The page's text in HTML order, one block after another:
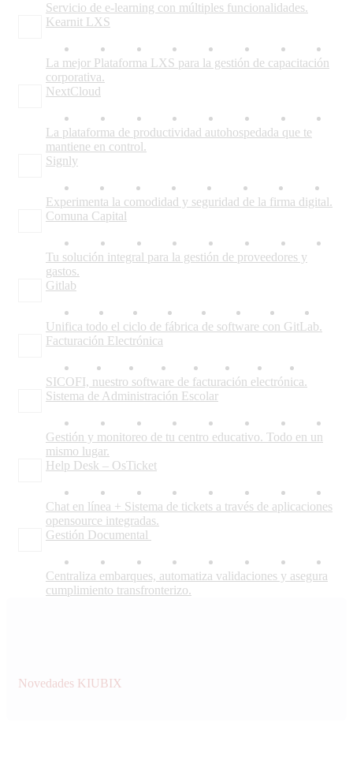
Servicio de e-learning con múltiples funcionalidades.
Kearnit LXS
La mejor Plataforma LXS para la gestión de capacitación
corporativa.
NextCloud
La plataforma de productividad autohospedada que te
mantiene en control.
Signly
Experimenta la comodidad y seguridad de la firma digital.
Comuna Capital
Tu solución integral para la gestión de proveedores y
gastos.
Gitlab
Unifica todo el ciclo de fábrica de software con GitLab.
Facturación Electrónica
SICOFI, nuestro software de facturación electrónica.
Sistema de Administración Escolar
Gestión y monitoreo de tu centro educativo. Todo en un
mismo lugar.
Help Desk – OsTicket
Chat en línea + Sistema de tickets a través de aplicaciones
opensource integradas.
Gestión Documental
Centraliza embarques, automatiza validaciones y asegura
cumplimiento transfronterizo.
Novedades KIUBIX